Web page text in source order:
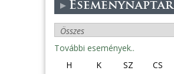
hely
Eseménynaptár
További események..
H
K SZ CS